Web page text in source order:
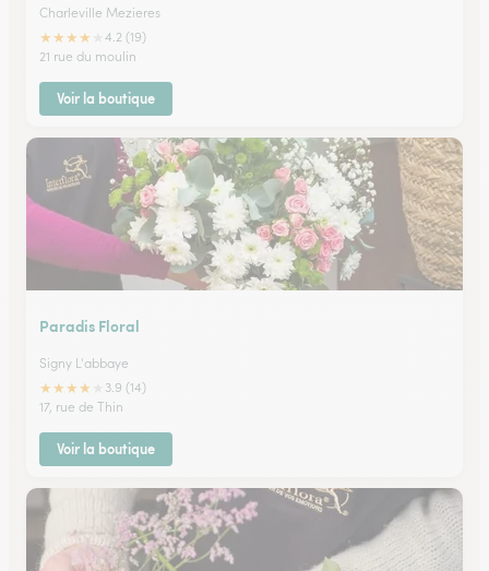
Charleville Mezieres
★★★★
4.2 (19)
21 rue du moulin
Voir la boutique
Paradis Floral
Signy L'abbaye
★★★★
3.9 (14)
17, rue de Thin
Voir la boutique